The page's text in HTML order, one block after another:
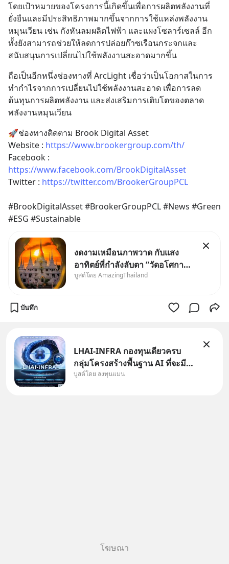
โดยเป้าหมายของโครงการนี้เกิดขึ้นเพื่อการผลิตพลังงานที่
ยั่งยืนและมีประสิทธิภาพมากขึ้นจากการใช้แหล่งพลังงาน
หมุนเวียน เช่น กังหันลมผลิตไฟฟ้า และแผงโซลาร์เซลล์ อีก
ทั้งยังสามารถช่วยให้ลดการปล่อยก๊าซเรือนกระจกและ
สนับสนุนการเปลี่ยนไปใช้พลังงานสะอาดมากขึ้น​
ถือเป็นอีกหนึ่งช่องทางที่ ArcLight เชื่อว่าเป็นโอกาสในการ
ทำกำไรจากการเปลี่ยนไปใช้พลังงานสะอาด เพื่อการลด
ต้นทุนการผลิตพลังงาน และส่งเสริมการเติบโตของตลาด
พลังงานหมุนเวียน​
🚀ช่องทางติดตาม Brook Digital Asset​
Website : https://www.brookergroup.com/th/​
https://www.facebook.com/BrookDigitalAsset​
Twitter : https://twitter.com/BrookerGroupPCL
#BrookDigitalAsset #BrookerGroupPCL #News #Green
#ESG #Sustainable​
งดงามเหมือนภาพวาด กับแสง
อาทิตย์ที่กำลังลับตา ”วัดอโศกา
ราม” จ.สมุทรปราการ
บูสต์โดย AmazingThailand
บันทึก
LHAI-INFRA กองทุนเดียวครบ
กลุ่มโครงสร้างพื้นฐาน AI ที่จะมี
งบลงทุนครั้งใหญ่ในประวัติศาสตร์
บูสต์โดย ลงทุนแมน
โฆษณา